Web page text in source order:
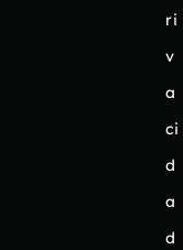
ri
v
a
ci
d
a
d